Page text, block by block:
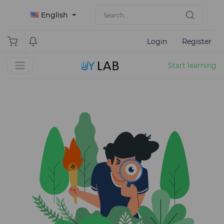
English
Login Register
Start learning